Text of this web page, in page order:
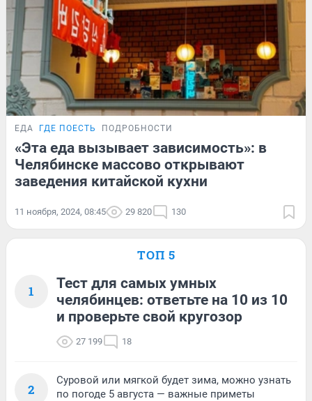
ЕДА ГДЕ ПОЕСТЬ ПОДРОБНОСТИ
«Эта еда вызывает зависимость»: в
Челябинске массово открывают
заведения китайской кухни
11 ноября, 2024, 08:45 29 820 130
ТОП 5
1
Тест для самых умных
челябинцев: ответьте на 10 из 10
и проверьте свой кругозор
27 199 18
2
Суровой или мягкой будет зима, можно узнать
по погоде 5 августа — важные приметы